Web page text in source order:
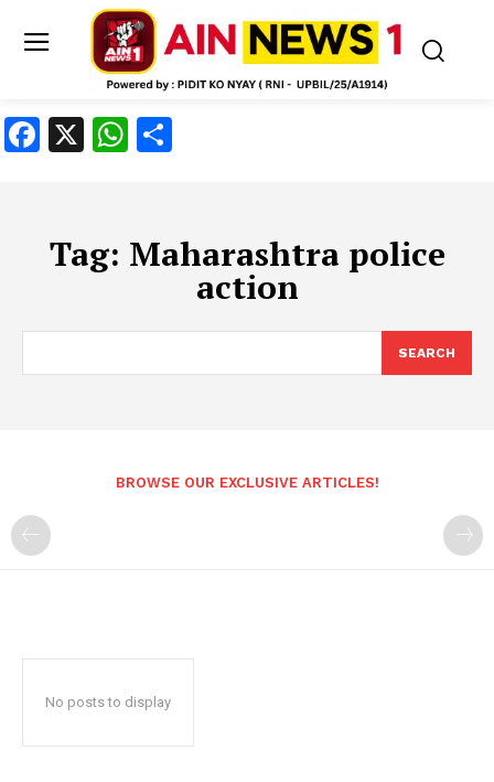
Facebook
X WhatsApp
Tag: Maharashtra police
action
SEARCH
BROWSE OUR EXCLUSIVE ARTICLES!
No posts to display